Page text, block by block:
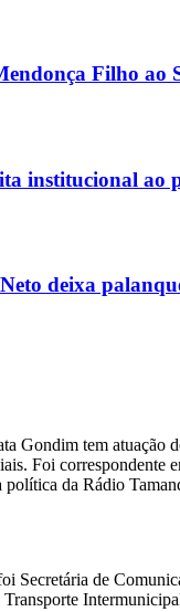
Filho
institucional ao
deixa
Gondim tem atuação
Foi
da Rádio
Secretária de